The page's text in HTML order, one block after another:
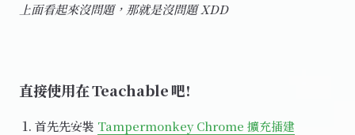
上面看起來沒問題，那就是沒問題 XDD
直接使用在 Teachable 吧!
首先先安裝 Tampermonkey Chrome 擴充插建